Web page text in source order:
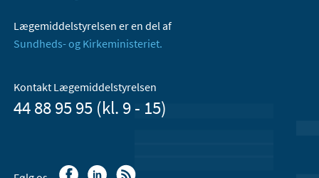
Lægemiddelstyrelsen er en del af
Sundheds- og Kirkeministeriet.
Kontakt Lægemiddelstyrelsen
44 88 95 95 (kl. 9 - 15)